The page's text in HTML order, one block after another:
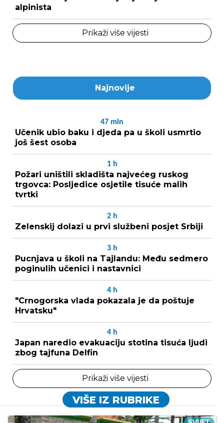
alpinista
Prikaži više vijesti
Najnovije
47 min
Učenik ubio baku i djeda pa u školi usmrtio
još šest osoba
1 h
Požari uništili skladišta najvećeg ruskog
trgovca: Posljedice osjetile tisuće malih
tvrtki
2 h
Zelenskij dolazi u prvi službeni posjet Srbiji
3 h
Pucnjava u školi na Tajlandu: Među sedmero
poginulih učenici i nastavnici
4 h
"Crnogorska vlada pokazala je da poštuje
Hrvatsku"
4 h
Japan naredio evakuaciju stotina tisuća ljudi
zbog tajfuna Delfin
Prikaži više vijesti
VIŠE IZ RUBRIKE